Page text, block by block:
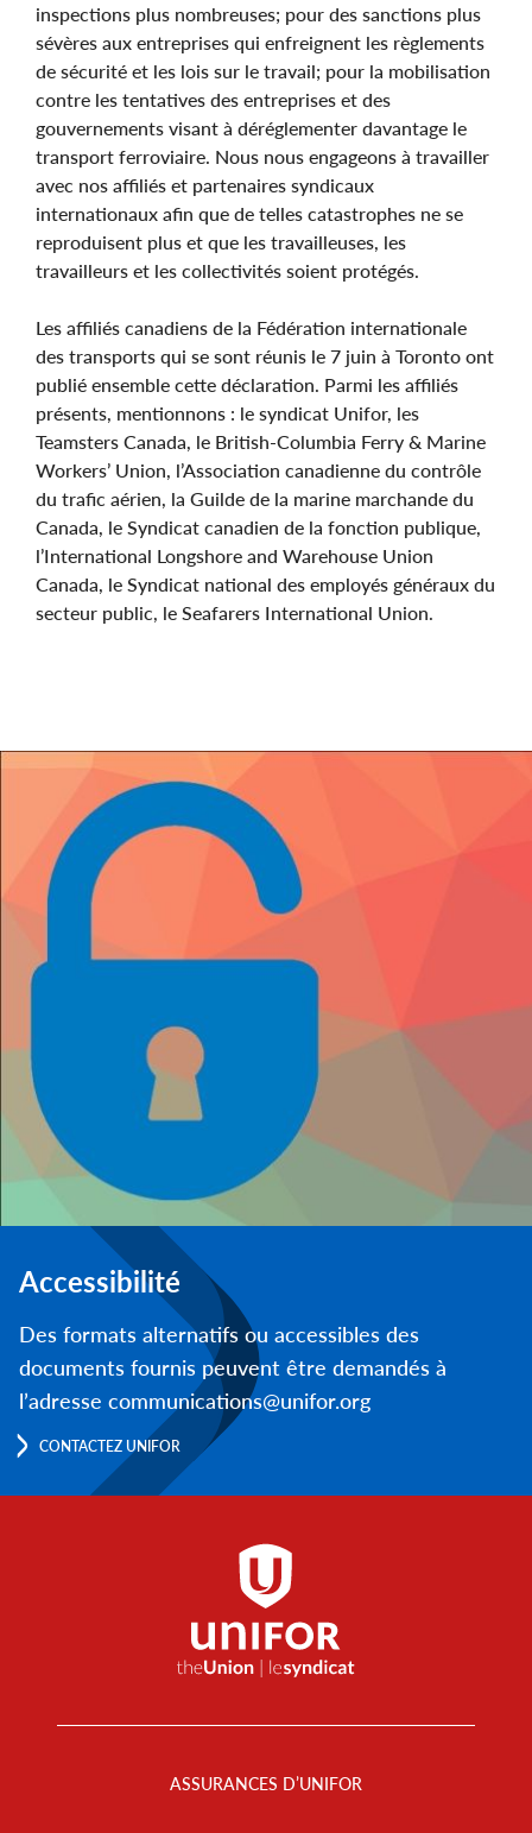
inspections plus nombreuses; pour des sanctions plus
sévères aux entreprises qui enfreignent les règlements
de sécurité et les lois sur le travail; pour la mobilisation
contre les tentatives des entreprises et des
gouvernements visant à déréglementer davantage le
transport ferroviaire. Nous nous engageons à travailler
avec nos affiliés et partenaires syndicaux
internationaux afin que de telles catastrophes ne se
reproduisent plus et que les travailleuses, les
travailleurs et les collectivités soient protégés.
Les affiliés canadiens de la Fédération internationale
des transports qui se sont réunis le 7 juin à Toronto ont
publié ensemble cette déclaration. Parmi les affiliés
présents, mentionnons : le syndicat Unifor, les
Teamsters Canada, le British-Columbia Ferry & Marine
Workers’ Union, l’Association canadienne du contrôle
du trafic aérien, la Guilde de la marine marchande du
Canada, le Syndicat canadien de la fonction publique,
l’International Longshore and Warehouse Union
Canada, le Syndicat national des employés généraux du
secteur public, le Seafarers International Union.
Accessibilité
Des formats alternatifs ou accessibles des
documents fournis peuvent être demandés à
l’adresse communications@unifor.org
CONTACTEZ UNIFOR
ASSURANCES D’UNIFOR